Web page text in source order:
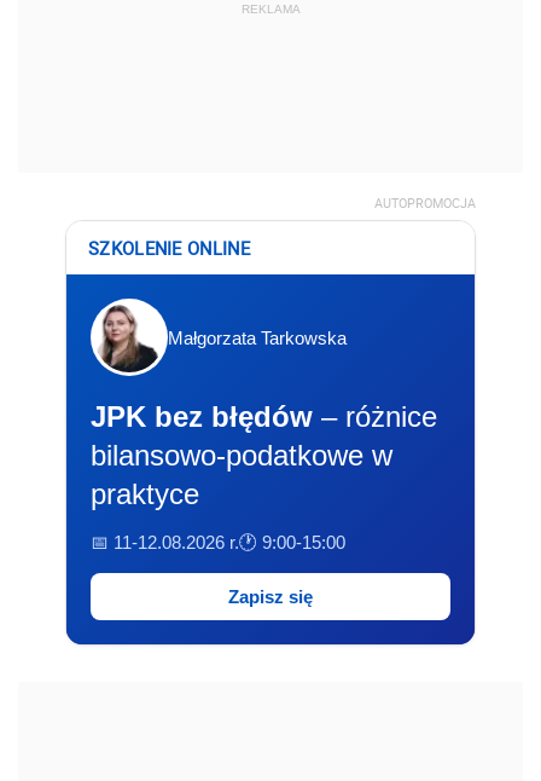
REKLAMA
AUTOPROMOCJA
SZKOLENIE ONLINE
Małgorzata Tarkowska
JPK bez błędów – różnice
bilansowo-podatkowe w
praktyce
📅 11-12.08.2026 r.🕐 9:00-15:00
Zapisz się